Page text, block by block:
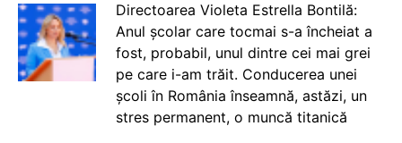
Directoarea Violeta Estrella Bontilă:
Anul școlar care tocmai s-a încheiat a
fost, probabil, unul dintre cei mai grei
pe care i-am trăit. Conducerea unei
școli în România înseamnă, astăzi, un
stres permanent, o muncă titanică